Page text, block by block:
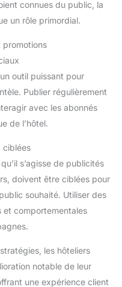
connues du public, la
un rôle primordial.
promotions
outil puissant pour
Publier régulièrement
avec les abonnés
de l’hôtel.
ciblées
s’agisse de publicités
doivent être ciblées pour
souhaité. Utiliser des
et comportementales
les hôteliers
notable de leur
une expérience client